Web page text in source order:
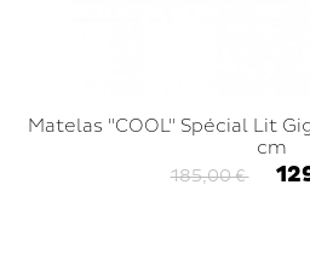
Matelas "COOL" Spécial Lit
cm
185,00 €